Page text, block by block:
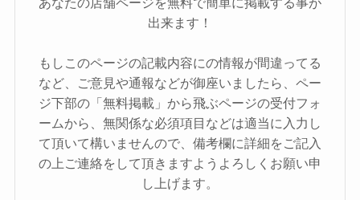
出来ます！
もしこのページの記載内容にの情報が間違ってる
など、ご意見や通報などが御座いましたら、ペー
ジ下部の「無料掲載」から飛ぶページの受付フォ
ームから、無関係な必須項目などは適当に入力し
て頂いて構いませんので、備考欄に詳細をご記入
の上ご連絡をして頂きますようよろしくお願い申
し上げます。